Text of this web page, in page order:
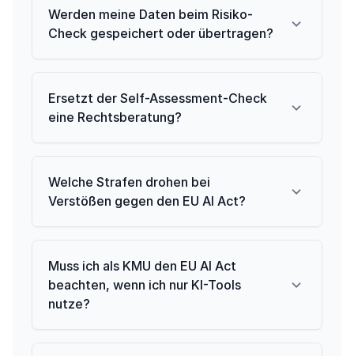
Werden meine Daten beim Risiko-
Check gespeichert oder übertragen?
Ersetzt der Self-Assessment-Check
eine Rechtsberatung?
Welche Strafen drohen bei
Verstößen gegen den EU AI Act?
Muss ich als KMU den EU AI Act
beachten, wenn ich nur KI-Tools
nutze?